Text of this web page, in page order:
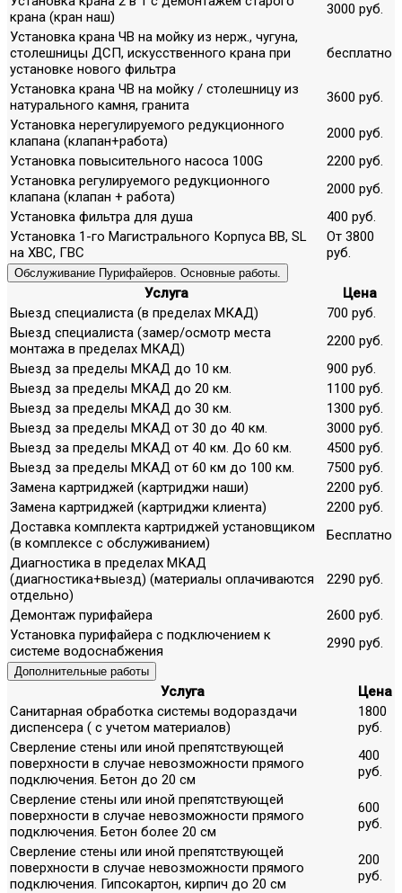
крана (кран наш)
3000 руб.
Установка крана ЧВ на мойку из нерж., чугуна,
столешницы ДСП, искусственного крана при
установке нового фильтра
бесплатно
Установка крана ЧВ на мойку / столешницу из
натурального камня, гранита
3600 руб.
Установка нерегулируемого редукционного
клапана (клапан+работа)
2000 руб.
Установка повысительного насоса 100G
2200 руб.
Установка регулируемого редукционного
клапана (клапан + работа)
2000 руб.
Установка фильтра для душа
400 руб.
Установка 1-го Магистрального Корпуса ВВ, SL
на ХВС, ГВС
От 3800
руб.
Обслуживание Пурифайеров. Основные работы.
Услуга
Цена
Выезд специалиста (в пределах МКАД)
700 руб.
Выезд специалиста (замер/осмотр места
монтажа в пределах МКАД)
2200 руб.
Выезд за пределы МКАД до 10 км.
900 руб.
Выезд за пределы МКАД до 20 км.
1100 руб.
Выезд за пределы МКАД до 30 км.
1300 руб.
Выезд за пределы МКАД от 30 до 40 км.
3000 руб.
Выезд за пределы МКАД от 40 км. До 60 км.
4500 руб.
Выезд за пределы МКАД от 60 км до 100 км.
7500 руб.
Замена картриджей (картриджи наши)
2200 руб.
Замена картриджей (картриджи клиента)
2200 руб.
Доставка комплекта картриджей установщиком
(в комплексе с обслуживанием)
Бесплатно
Диагностика в пределах МКАД
(диагностика+выезд) (материалы оплачиваются
отдельно)
2290 руб.
Демонтаж пурифайера
2600 руб.
Установка пурифайера с подключением к
системе водоснабжения
2990 руб.
Дополнительные работы
Услуга
Цена
Санитарная обработка системы водораздачи
диспенсера ( с учетом материалов)
1800
руб.
Сверление стены или иной препятствующей
поверхности в случае невозможности прямого
подключения. Бетон до 20 см
400
руб.
Сверление стены или иной препятствующей
поверхности в случае невозможности прямого
подключения. Бетон более 20 см
600
руб.
Сверление стены или иной препятствующей
поверхности в случае невозможности прямого
подключения. Гипсокартон, кирпич до 20 см
200
руб.